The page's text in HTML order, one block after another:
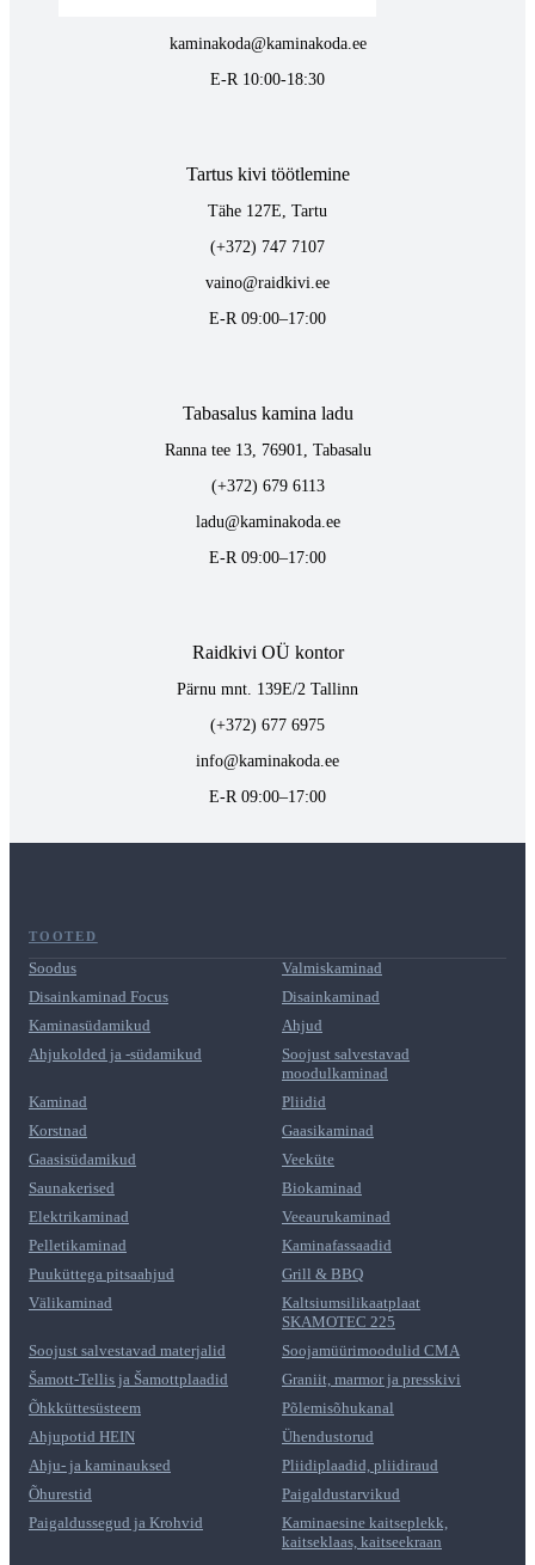
kaminakoda@kaminakoda.ee
E-R 10:00-18:30
Tartus kivi töötlemine
Tähe 127E, Tartu
(+372) 747 7107
vaino@raidkivi.ee
E-R 09:00–17:00
Tabasalus kamina ladu
Ranna tee 13, 76901, Tabasalu
(+372) 679 6113
ladu@kaminakoda.ee
E-R 09:00–17:00
Raidkivi OÜ kontor
Pärnu mnt. 139E/2 Tallinn
(+372) 677 6975
info@kaminakoda.ee
E-R 09:00–17:00
TOOTED
Soodus
Valmiskaminad
Disainkaminad Focus
Disainkaminad
Kaminasüdamikud
Ahjud
Ahjukolded ja -südamikud
Soojust salvestavad
moodulkaminad
Kaminad
Pliidid
Korstnad
Gaasikaminad
Gaasisüdamikud
Veeküte
Saunakerised
Biokaminad
Elektrikaminad
Veeaurukaminad
Pelletikaminad
Kaminafassaadid
Puuküttega pitsaahjud
Grill & BBQ
Välikaminad
Kaltsiumsilikaatplaat
SKAMOTEC 225
Soojust salvestavad materjalid
Soojamüürimoodulid CMA
Šamott-Tellis ja Šamottplaadid
Graniit, marmor ja presskivi
Õhkküttesüsteem
Põlemisõhukanal
Ahjupotid HEIN
Ühendustorud
Ahju- ja kaminauksed
Pliidiplaadid, pliidiraud
Õhurestid
Paigaldustarvikud
Paigaldussegud ja Krohvid
Kaminaesine kaitseplekk,
kaitseklaas, kaitseekraan